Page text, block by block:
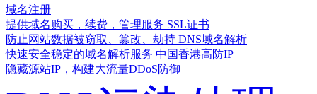
域名注册
提供域名购买，续费，管理服务 SSL证书
防止网站数据被窃取、篡改、劫持 DNS域名解析
快速安全稳定的域名解析服务 中国香港高防IP
隐藏源站IP，构建大流量DDoS防御